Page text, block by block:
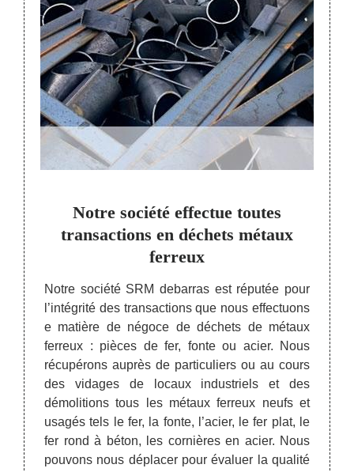
de
Et
du
Notre société effectue toutes
transactions en déchets métaux
ferreux
Notre société SRM debarras est réputée pour
l’intégrité des transactions que nous effectuons
e matière de négoce de déchets de métaux
ferreux : pièces de fer, fonte ou acier. Nous
récupérons auprès de particuliers ou au cours
des vidages de locaux industriels et des
démolitions tous les métaux ferreux neufs et
usagés tels le fer, la fonte, l’acier, le fer plat, le
fer rond à béton, les cornières en acier. Nous
pouvons nous déplacer pour évaluer la qualité
sait